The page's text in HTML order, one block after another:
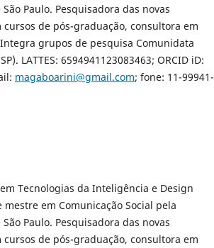
Paulo. Pesquisadora das novas
de pós-graduação, consultora em
grupos de pesquisa Comunidata
LATTES: 6594941123083463; ORCID iD:
magaboarini@gmail.com; fone: 11-99941-
Tecnologias da Inteligência e Design
mestre em Comunicação Social pela
Paulo. Pesquisadora das novas
de pós-graduação, consultora em